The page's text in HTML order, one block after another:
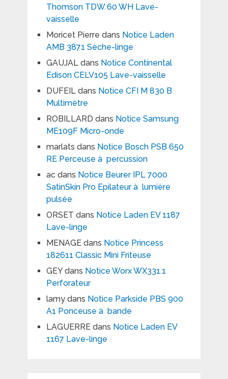
Thomson TDW 60 WH Lave-
vaisselle
Moricet Pierre dans Notice Laden
AMB 3871 Sèche-linge
GAUJALdans Notice Continental
Edison CELV105 Lave-vaisselle
DUFEILdans Notice CFI M 830 B
Multimètre
ROBILLARD dans Notice Samsung
ME109F Micro-onde
marlats dans Notice Bosch PSB 650
RE Perceuse à percussion
acdans Notice Beurer IPL 7000
SatinSkin Pro Epilateur à lumière
pulsée
ORSET dans Notice Laden EV 1187
Lave-linge
MENAGEdans Notice Princess
182611 Classic Mini Friteuse
GEYdans Notice Worx WX331.1
Perforateur
lamydans Notice Parkside PBS 900
A1 Ponceuse à bande
LAGUERREdans Notice Laden EV
1167 Lave-linge